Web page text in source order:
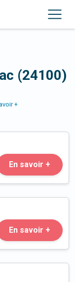
(24100)
+
En savoir +
En savoir +